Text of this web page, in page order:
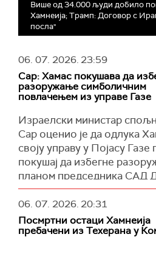
Више од 34.000 људи добило
Хамнеија; Трамп: Договор с
посла"
06. 07. 2026.23:59
Сар: Хамас покушава да
разоружање симболичним
повлачењем из управе Газе
Израелски министар
Сар оценио је да одлука
своју управу у Појасу
покушај да избегне
планом председника САД
будуће уређење те
"Трик Хамаса је
спремност да уступи место
влади осмишљена је како
06. 07. 2026.20:31
Посмртни остаци Хамнеија
пребачени из Техерана у